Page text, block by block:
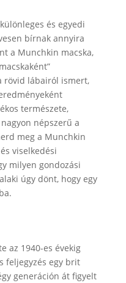
és egyedi
bírnak annyira
a Munchkin macska,
rövid lábairól ismert,
természete,
népszerű a
meg a Munchkin
viselkedési
milyen gondozási
úgy dönt, hogy egy
az 1940-es évekig
feljegyzés egy brit
generáción át figyelt